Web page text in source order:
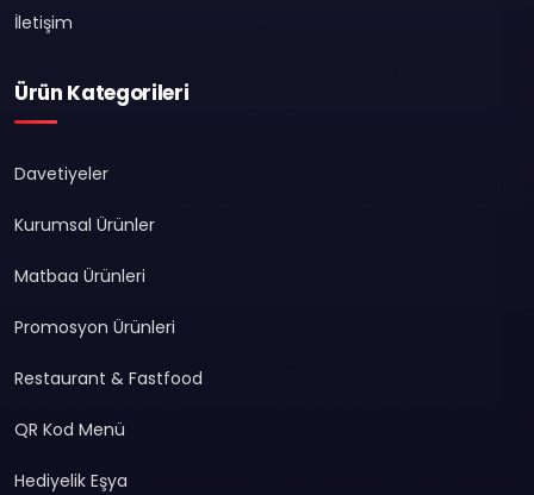
İletişim
Ürün Kategorileri
Davetiyeler
Kurumsal Ürünler
Matbaa Ürünleri
Promosyon Ürünleri
Restaurant & Fastfood
QR Kod Menü
Hediyelik Eşya